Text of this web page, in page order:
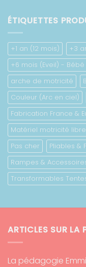
ÉTIQUETTES
+1 an (12 mois) +3
+6 mois (Eveil) - Bébé
arche de motricité
Couleur (Arc en ciel)
Fabrication France &
Matériel motricité libre
Pas cher
Pliables &
Rampes &
Transformables
ARTICLES SUR LA
La pédagogie